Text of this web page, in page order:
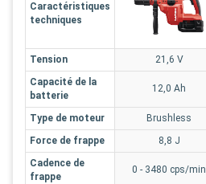
Caractéristiques
techniques
Tension 21,6 V
Capacité de la
batterie
12,0 Ah
Type de moteur Brushless
Force de frappe
8,8 J
Cadence de
frappe
0 - 3480 cps/min